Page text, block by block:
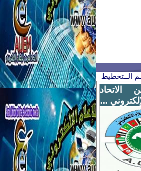
الــتخطيط
الاتحاد
...